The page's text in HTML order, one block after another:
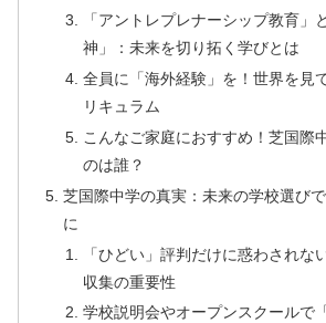
「アントレプレナーシップ教育」
神」：未来を切り拓く学びとは
全員に「海外経験」を！世界を見
リキュラム
こんなご家庭におすすめ！芝国際
のは誰？
芝国際中学の真実：未来の学校選び
に
「ひどい」評判だけに惑わされな
収集の重要性
学校説明会やオープンスクールで